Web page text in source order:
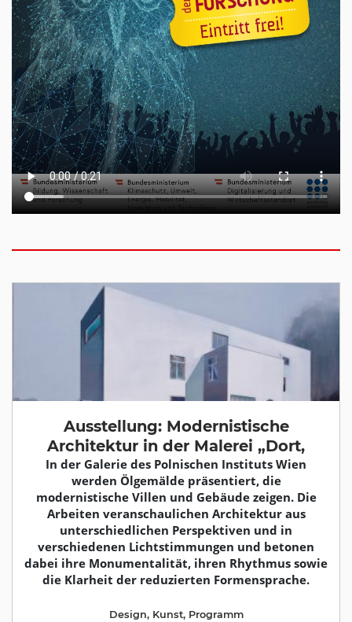
Ausstellung: Modernistische
Architektur in der Malerei „Dort,
In der Galerie des Polnischen Instituts Wien
werden Ölgemälde präsentiert, die
modernistische Villen und Gebäude zeigen. Die
Arbeiten veranschaulichen Architektur aus
unterschiedlichen Perspektiven und in
verschiedenen Lichtstimmungen und betonen
dabei ihre Monumentalität, ihren Rhythmus sowie
die Klarheit der reduzierten Formensprache.
Design, Kunst, Programm